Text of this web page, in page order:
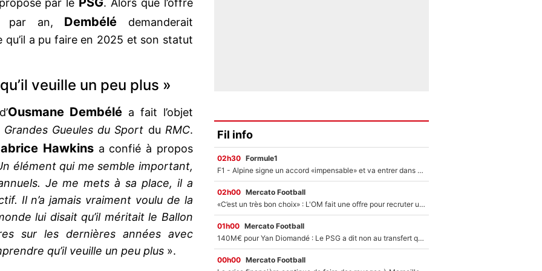
par le
. Alors que l’offre
par an, Dembélé demanderait
a pu faire en 2025 et son statut
veuille un peu plus »
Ousmane Dembélé a fait l’objet
Grandes Gueules du Sport duRMC.
Hawkinsa confié à propos
élément qui me semble important,
Je me mets à sa place, il a
Il n’a jamais vraiment voulu de la
lui disait qu’il méritait le Ballon
sur les dernières années avec
qu’il veuille un peu plus ».
Fil info
02h30 Formule1
F1 - Alpine signe un accord «impensable» et va entrer dans une nouvelle dimension : Grande nouvelle pour Pierre Gasly !
02h00 Mercato Football
«C’est un très bon choix» : L'OM fait une offre pour recruter un ancien joueur du PSG... et c'est validé dans l'After Foot !
01h00 Mercato Football
140M€ pour Yan Diomandé : Le PSG a dit non au transfert qui bat tous les records sur le mercato
00h00 Mercato Football